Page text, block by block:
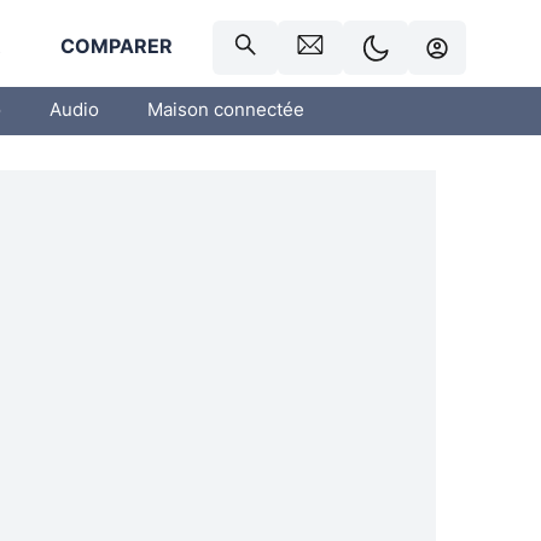
COMPARER
Audio Maison connectée